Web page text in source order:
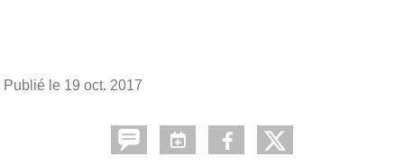
Publié le 19 oct. 2017